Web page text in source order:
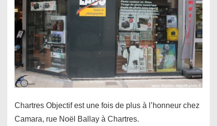
Chartres Objectif est une fois de plus à l’honneur chez
Camara, rue Noël Ballay à Chartres.